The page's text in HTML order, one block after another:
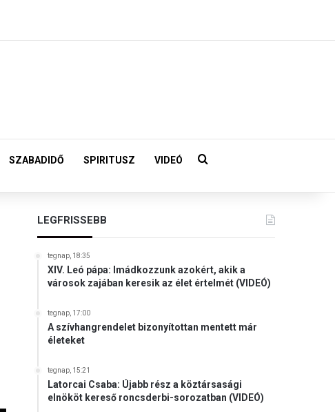
SZABADIDŐ SPIRITUSZ VIDEÓ Keresés:
LEGFRISSEBB
tegnap, 18:35
XIV. Leó pápa: Imádkozzunk azokért, akik a
városok zajában keresik az élet értelmét (VIDEÓ)
tegnap, 17:00
A szívhangrendelet bizonyítottan mentett már
életeket
tegnap, 15:21
Latorcai Csaba: Újabb rész a köztársasági
elnököt kereső roncsderbi-sorozatban (VIDEÓ)